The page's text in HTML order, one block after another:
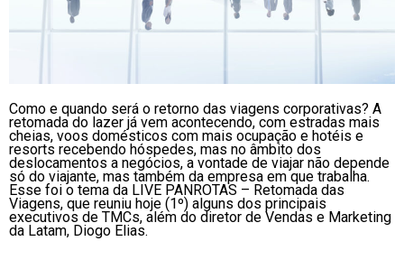
Como e quando será o retorno das viagens corporativas? A
retomada do lazer já vem acontecendo, com estradas mais
cheias, voos domésticos com mais ocupação e hotéis e
resorts recebendo hóspedes, mas no âmbito dos
deslocamentos a negócios, a vontade de viajar não depende
só do viajante, mas também da empresa em que trabalha.
Esse foi o tema da LIVE PANROTAS – Retomada das
Viagens, que reuniu hoje (1º) alguns dos principais
executivos de TMCs, além do diretor de Vendas e Marketing
da Latam, Diogo Elias.